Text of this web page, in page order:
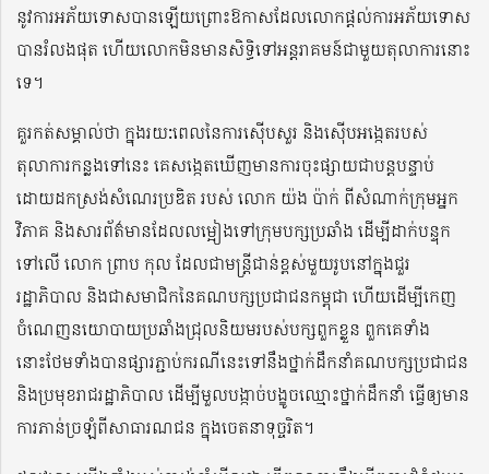
នូវការអភ័យទោសបានឡើយព្រោះឱកាសដែលលោកផ្តល់ការអភ័យទោស
បានរំលងផុត ហើយលោកមិនមានសិទ្ធិទៅអន្តរាគមន៍ជាមួយតុលាការនោះ
ទេ។
គួរកត់សម្គាល់ថា ក្នុងរយ:ពេលនៃការស៊ើបសួរ និងស៊ើបអង្កេតរបស់
តុលាការកន្លងទៅនេះ គេសង្កេតឃើញមានការចុះផ្សាយជាបន្តបន្ទាប់
ដោយដកស្រង់សំណេរប្រឌិត របស់ លោក យ៉ង ប៉ាក់ ពីសំណាក់ក្រុមអ្នក
វិភាគ និងសារព័ត៌មានដែលលម្អៀងទៅក្រុមបក្សប្រឆាំង ដើម្បីដាក់បន្ទុក
ទៅលើ លោក ព្រាប កុល ដែលជាមន្ត្រីជាន់ខ្ពស់មួយរូបនៅក្នុងជួរ
រដ្ឋាភិបាល និងជាសមាជិកនៃគណបក្សប្រជាជនកម្ពុជា ហើយដើម្បីកេញ
ចំណេញនយោបាយប្រឆាំងជ្រុលនិយមរបស់បក្សពួកខ្លួន ពួកគេទាំង
នោះថែមទាំងបានផ្សារភ្ជាប់ករណីនេះទៅនឹងថ្នាក់ដឹកនាំគណបក្សប្រជាជន
និងប្រមុខរាជរដ្ឋាភិបាល ដើម្បីមួលបង្កាច់បង្ខូចឈ្មោះថ្នាក់ដឹកនាំ ធ្វើឲ្យមាន
ការភាន់ច្រឡំពីសាធារណជន ក្នុងចេតនាទុច្ចរិត។